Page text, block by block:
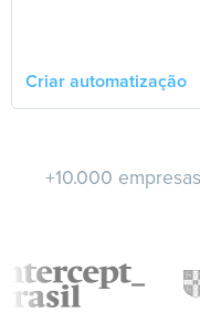
Criar automatização
+10.000